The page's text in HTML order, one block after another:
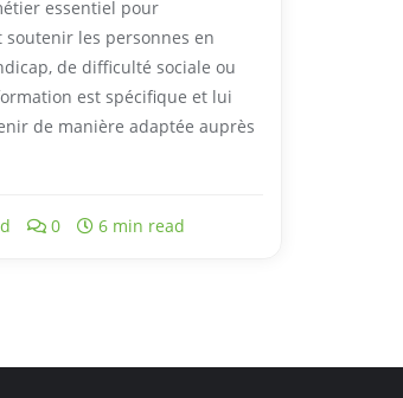
essentiel pour
soutenir les personnes en
de difficulté sociale ou
est spécifique et lui
de manière adaptée auprès
0 6 min read